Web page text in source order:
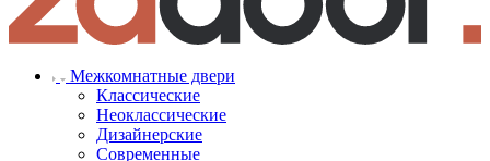
Межкомнатные двери
Классические
Неоклассические
Дизайнерские
Современные